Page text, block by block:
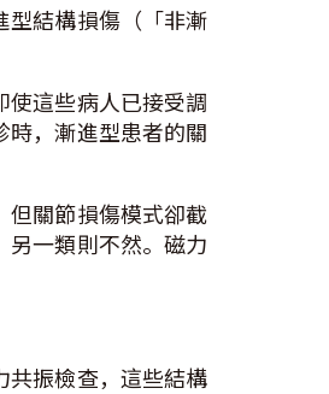
型結構損傷（「非漸
使這些病人已接受調
，漸進型患者的關
但關節損傷模式卻截
另一類則不然。磁力
共振檢查，這些結構